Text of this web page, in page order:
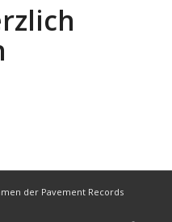
der Pavement Records